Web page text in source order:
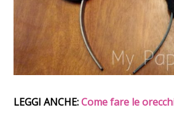
LEGGI ANCHE:Come fare le